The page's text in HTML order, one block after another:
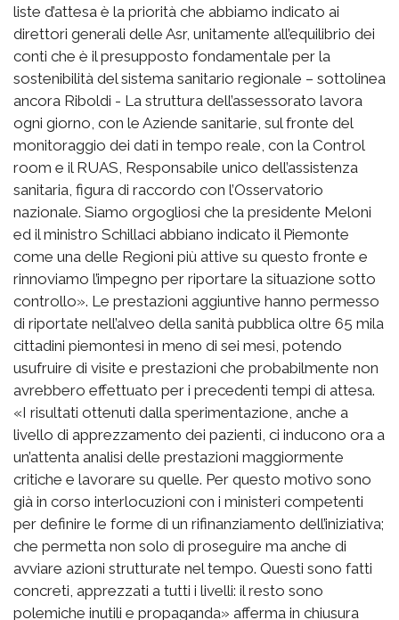
liste d’attesa è la priorità che abbiamo indicato ai
direttori generali delle Asr, unitamente all’equilibrio dei
conti che è il presupposto fondamentale per la
sostenibilità del sistema sanitario regionale – sottolinea
ancora Riboldi - La struttura dell’assessorato lavora
ogni giorno, con le Aziende sanitarie, sul fronte del
monitoraggio dei dati in tempo reale, con la Control
room e il RUAS, Responsabile unico dell’assistenza
sanitaria, figura di raccordo con l’Osservatorio
nazionale. Siamo orgogliosi che la presidente Meloni
ed il ministro Schillaci abbiano indicato il Piemonte
come una delle Regioni più attive su questo fronte e
rinnoviamo l’impegno per riportare la situazione sotto
controllo». Le prestazioni aggiuntive hanno permesso
di riportate nell’alveo della sanità pubblica oltre 65 mila
cittadini piemontesi in meno di sei mesi, potendo
usufruire di visite e prestazioni che probabilmente non
avrebbero effettuato per i precedenti tempi di attesa.
«I risultati ottenuti dalla sperimentazione, anche a
livello di apprezzamento dei pazienti, ci inducono ora a
un’attenta analisi delle prestazioni maggiormente
critiche e lavorare su quelle. Per questo motivo sono
già in corso interlocuzioni con i ministeri competenti
per definire le forme di un rifinanziamento dell’iniziativa;
che permetta non solo di proseguire ma anche di
avviare azioni strutturate nel tempo. Questi sono fatti
concreti, apprezzati a tutti i livelli: il resto sono
polemiche inutili e propaganda» afferma in chiusura